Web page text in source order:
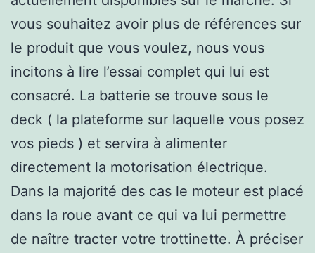
vous souhaitez avoir plus de références sur
le produit que vous voulez, nous vous
incitons à lire l’essai complet qui lui est
consacré. La batterie se trouve sous le
deck ( la plateforme sur laquelle vous posez
vos pieds ) et servira à alimenter
directement la motorisation électrique.
Dans la majorité des cas le moteur est placé
dans la roue avant ce qui va lui permettre
de naître tracter votre trottinette. À préciser